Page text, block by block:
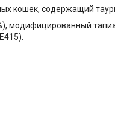
кошек, содержащий
модифицированный